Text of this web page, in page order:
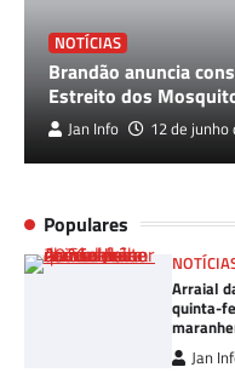
NOTÍCIAS
Brandão anuncia
Estreito dos
Jan Info 12 de junho
Populares
Arraial
quinta-
Jan